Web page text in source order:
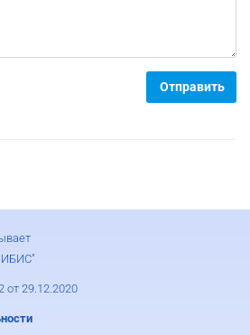
Отправить
ИБИС"
от 29.12.2020